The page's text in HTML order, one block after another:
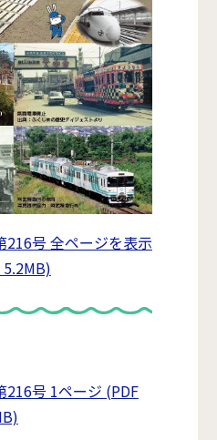
216号 全ページを表示
216号 1ページ (PDF